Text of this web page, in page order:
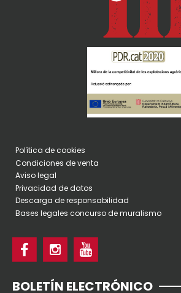
Política de cookies
Condiciones de venta
Aviso legal
Privacidad de datos
Descarga de responsabilidad
Bases legales concurso de muralismo
BOLETÍN ELECTRÓNICO